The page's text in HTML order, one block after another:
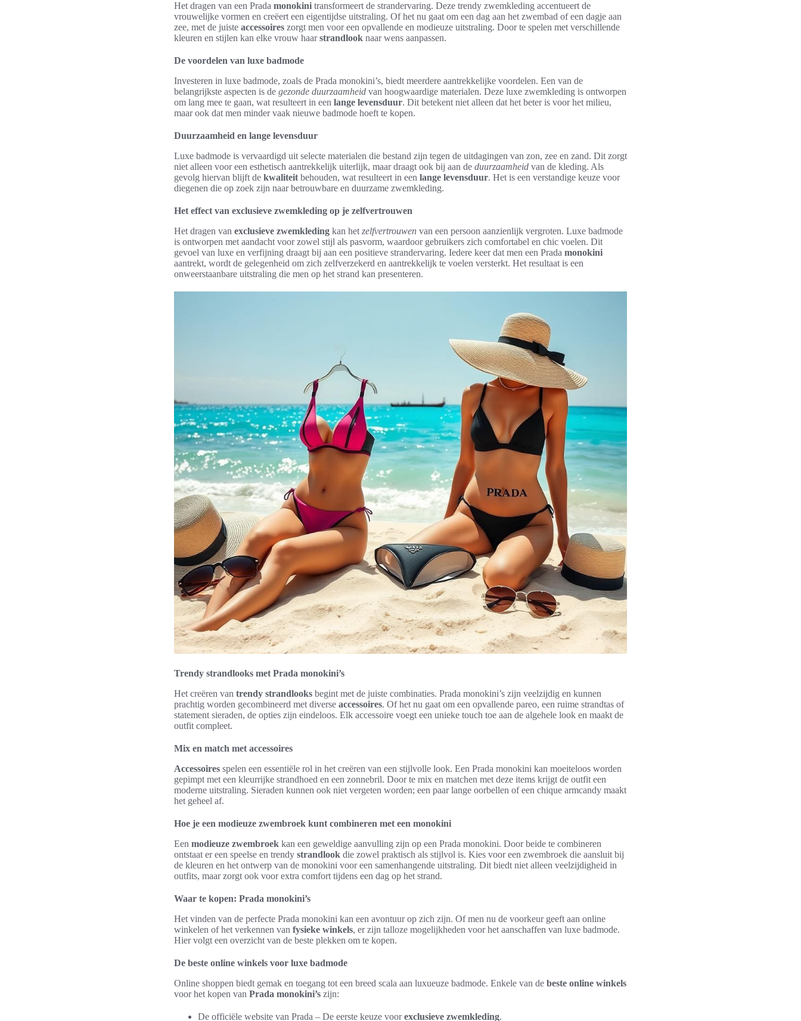
Het dragen van een Prada monokini transformeert de strandervaring. Deze trendy zwemkleding accentueert de
vrouwelijke vormen en creëert een eigentijdse uitstraling. Of het nu gaat om een dag aan het zwembad of een dagje aan
zee, met de juiste accessoires zorgt men voor een opvallende en modieuze uitstraling. Door te spelen met verschillende
kleuren en stijlen kan elke vrouw haarstrandlook naar wens aanpassen.
De voordelen van luxe badmode
Investeren in luxe badmode, zoals de Prada monokini’s, biedt meerdere aantrekkelijke voordelen. Een van de
belangrijkste aspecten is de gezonde duurzaamheid van hoogwaardige materialen. Deze luxe zwemkleding is ontworpen
om lang mee te gaan, wat resulteert in een lange levensduur. Dit betekent niet alleen dat het beter is voor het milieu,
maar ook dat men minder vaak nieuwe badmode hoeft te kopen.
Duurzaamheid en lange levensduur
Luxe badmode is vervaardigd uit selecte materialen die bestand zijn tegen de uitdagingen van zon, zee en zand. Dit zorgt
niet alleen voor een esthetisch aantrekkelijk uiterlijk, maar draagt ook bij aan de duurzaamheid van de kleding. Als
gevolg hiervan blijft de kwaliteit behouden, wat resulteert in een lange levensduur. Het is een verstandige keuze voor
diegenen die op zoek zijn naar betrouwbare en duurzame zwemkleding.
Het effect van exclusieve zwemkleding op je zelfvertrouwen
Het dragen van exclusieve zwemkleding kan het zelfvertrouwen van een persoon aanzienlijk vergroten. Luxe badmode
is ontworpen met aandacht voor zowel stijl als pasvorm, waardoor gebruikers zich comfortabel en chic voelen. Dit
gevoel van luxe en verfijning draagt bij aan een positieve strandervaring. Iedere keer dat men een Prada monokini
aantrekt, wordt de gelegenheid om zich zelfverzekerd en aantrekkelijk te voelen versterkt. Het resultaat is een
onweerstaanbare uitstraling die men op het strand kan presenteren.
Trendy strandlooks met Prada monokini’s
Het creëren van trendy strandlooks begint met de juiste combinaties. Prada monokini’s zijn veelzijdig en kunnen
prachtig worden gecombineerd met diverse accessoires. Of het nu gaat om een opvallende pareo, een ruime strandtas of
statement sieraden, de opties zijn eindeloos. Elk accessoire voegt een unieke touch toe aan de algehele look en maakt de
outfit compleet.
Mix en match met accessoires
Accessoires spelen een essentiële rol in het creëren van een stijlvolle look. Een Prada monokini kan moeiteloos worden
gepimpt met een kleurrijke strandhoed en een zonnebril. Door te mix en matchen met deze items krijgt de outfit een
moderne uitstraling. Sieraden kunnen ook niet vergeten worden; een paar lange oorbellen of een chique armcandy maakt
het geheel af.
Hoe je een modieuze zwembroek kunt combineren met een monokini
Een modieuze zwembroek kan een geweldige aanvulling zijn op een Prada monokini. Door beide te combineren
ontstaat er een speelse en trendy strandlook die zowel praktisch als stijlvol is. Kies voor een zwembroek die aansluit bij
de kleuren en het ontwerp van de monokini voor een samenhangende uitstraling. Dit biedt niet alleen veelzijdigheid in
outfits, maar zorgt ook voor extra comfort tijdens een dag op het strand.
Waar te kopen: Prada monokini’s
Het vinden van de perfecte Prada monokini kan een avontuur op zich zijn. Of men nu de voorkeur geeft aan online
winkelen of het verkennen van fysieke winkels, er zijn talloze mogelijkheden voor het aanschaffen van luxe badmode.
Hier volgt een overzicht van de beste plekken om te kopen.
De beste online winkels voor luxe badmode
Online shoppen biedt gemak en toegang tot een breed scala aan luxueuze badmode. Enkele van de beste online winkels
voor het kopen van Prada monokini’s zijn:
De officiële website van Prada – De eerste keuze voorexclusieve zwemkleding.